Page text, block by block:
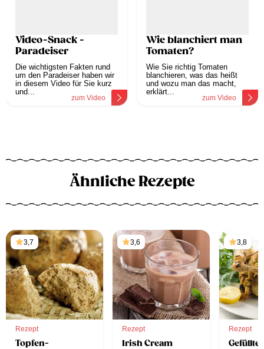
Video-Snack -
Paradeiser
Die wichtigsten Fakten rund
um den Paradeiser haben wir
in diesem Video für Sie kurz
und...
zum Video
Wie blanchiert man
Tomaten?
Wie Sie richtig Tomaten
blanchieren, was das heißt
und wozu man das macht,
erklärt...
zum Video
Ähnliche Rezepte
3,7
Rezept
Topfen-
3,6
Rezept
Irish Cream
3,8
Rezept